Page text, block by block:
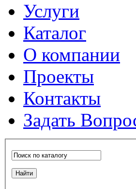
Услуги
Каталог
О компании
Проекты
Контакты
Задать